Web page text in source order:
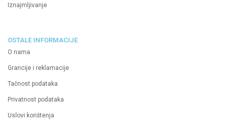
Iznajmljivanje
OSTALE INFORMACIJE
O nama
Grancije i reklamacije
Tačnost podataka
Privatnost podataka
Uslovi korištenja